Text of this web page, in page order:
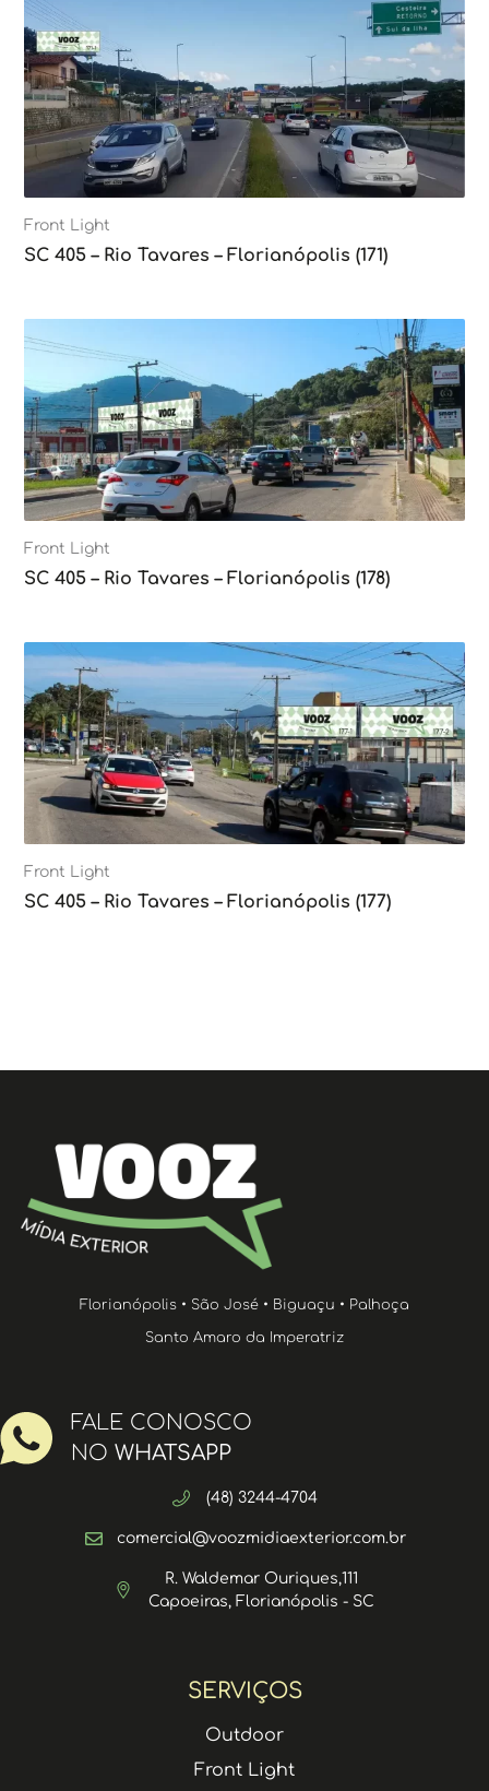
Front Light
SC 405 – Rio Tavares – Florianópolis (171)
Front Light
SC 405 – Rio Tavares – Florianópolis (178)
Front Light
SC 405 – Rio Tavares – Florianópolis (177)
SERVIÇOS
Outdoor
Front Light
Florianópolis • São José • Biguaçu • Palhoça
Santo Amaro da Imperatriz
FALE CONOSCO
NO WHATSAPP
(48) 3244-4704
comercial@voozmidiaexterior.com.br
R. Waldemar Ouriques,111
Capoeiras, Florianópolis - SC